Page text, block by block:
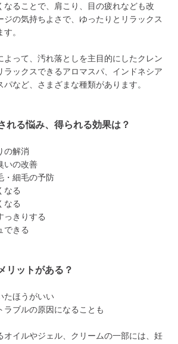
なることで、肩こり、目の疲れなども改
ジの気持ちよさで、ゆったりとリラックス
。
よって、汚れ落としを主目的にしたクレン
ラックスできるアロマスパ、インドネシア
など、さまざまな種類があります。
れる悩み、得られる効果は？
の解消
いの改善
・細毛の予防
なる
なる
っきりする
できる
リットがある？
たほうがいい
ラブルの原因になることも
オイルやジェル、クリームの一部には、妊